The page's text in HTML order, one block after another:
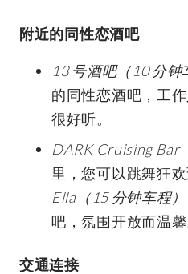
附近的同性恋酒吧
13 号酒吧（10 分钟
的同性恋酒吧，工
很好听。
DARK Cruising Bar
里，您可以跳舞狂
Ella（15 分钟车程）
吧，氛围开放而温馨
交通连接